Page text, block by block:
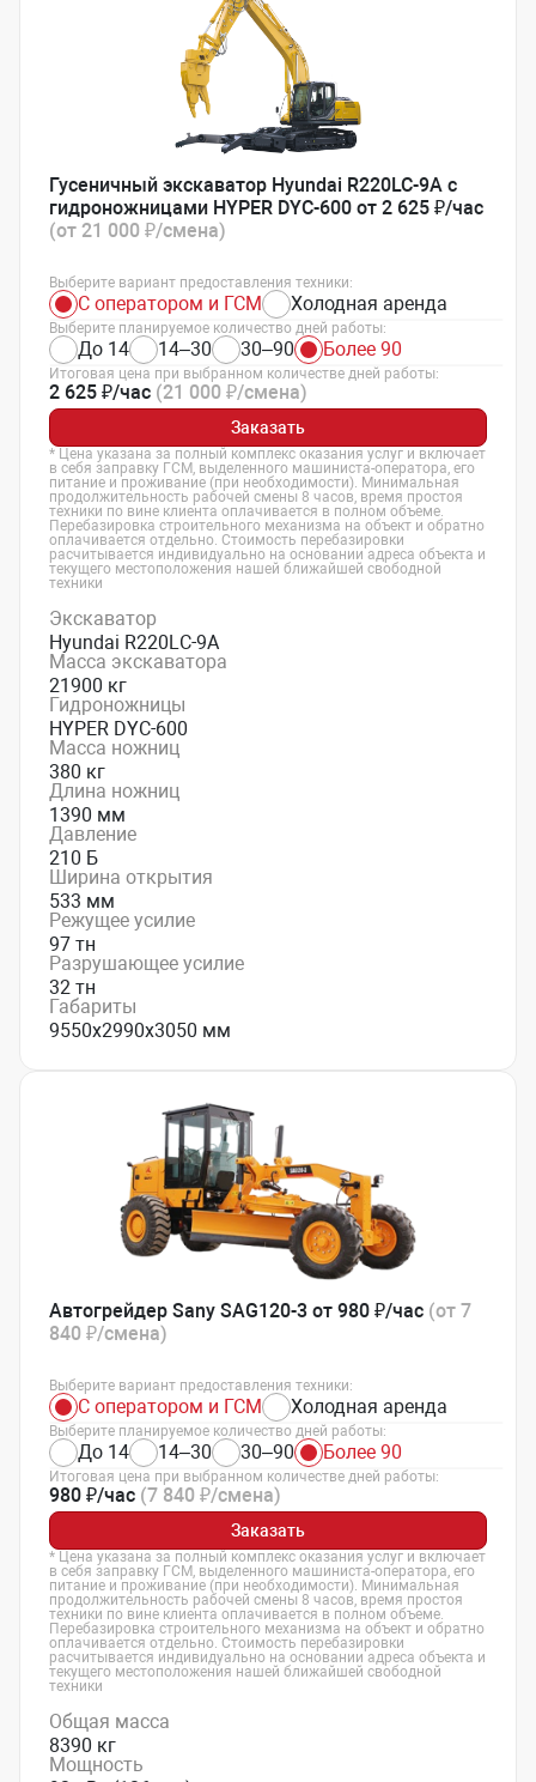
Гусеничный экскаватор Hyundai R220LC-9A с
гидроножницами HYPER DYC-600 от 2 625 ₽/час
(от 21 000 ₽/смена)
Выберите вариант предоставления техники:
С оператором и ГСМ Холодная аренда
Выберите планируемое количество дней работы:
До 14 14–30 30–90 Более 90
Итоговая цена при выбранном количестве дней работы:
2 625 ₽/час (21 000 ₽/смена)
Заказать
* Цена указана за полный комплекс оказания услуг и включает
в себя заправку ГСМ, выделенного машиниста-оператора, его
питание и проживание (при необходимости). Минимальная
продолжительность рабочей смены 8 часов, время простоя
техники по вине клиента оплачивается в полном объеме.
Перебазировка строительного механизма на объект и обратно
оплачивается отдельно. Стоимость перебазировки
расчитывается индивидуально на основании адреса объекта и
текущего местоположения нашей ближайшей свободной
техники
Экскаватор
Hyundai R220LC-9A
Масса экскаватора
21900 кг
Гидроножницы
HYPER DYC-600
Масса ножниц
380 кг
Длина ножниц
1390 мм
Давление
210 Б
Ширина открытия
533 мм
Режущее усилие
97 тн
Разрушающее усилие
32 тн
Габариты
9550х2990х3050 мм
Автогрейдер Sany SAG120-3 от 980 ₽/час (от 7
840 ₽/смена)
Выберите вариант предоставления техники:
С оператором и ГСМ Холодная аренда
Выберите планируемое количество дней работы:
До 14 14–30 30–90 Более 90
Итоговая цена при выбранном количестве дней работы:
980 ₽/час (7 840 ₽/смена)
Заказать
* Цена указана за полный комплекс оказания услуг и включает
в себя заправку ГСМ, выделенного машиниста-оператора, его
питание и проживание (при необходимости). Минимальная
продолжительность рабочей смены 8 часов, время простоя
техники по вине клиента оплачивается в полном объеме.
Перебазировка строительного механизма на объект и обратно
оплачивается отдельно. Стоимость перебазировки
расчитывается индивидуально на основании адреса объекта и
текущего местоположения нашей ближайшей свободной
техники
Общая масса
8390 кг
Мощность